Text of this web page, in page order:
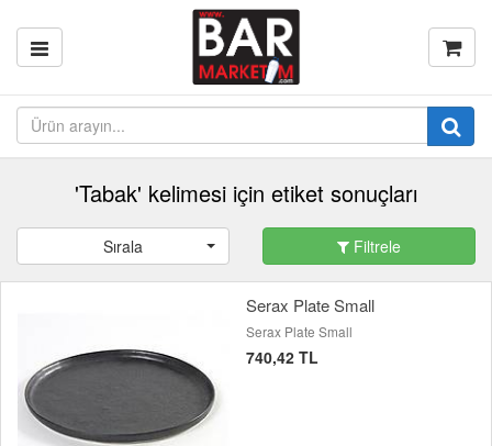
'Tabak' kelimesi için etiket sonuçları
Sırala Filtrele
Serax Plate Small
Serax Plate Small
740,42 TL